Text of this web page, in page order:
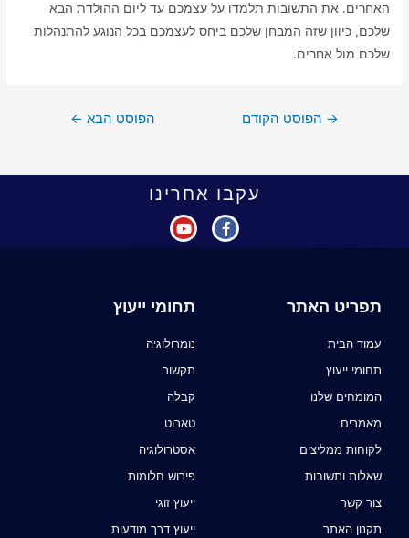
האחרים. את התשובות תלמדו על עצמכם עד ליום ההולדת הבא
שלכם, כיוון שזה המבחן שלכם ביחס לעצמכם בכל הנוגע להתנהלות
שלכם מול אחרים.
→ הפוסט הקודם הפוסט הבא ←
עקבו אחרינו
תפריט האתר
עמוד הבית
תחומי ייעוץ
המומחים שלנו
מאמרים
לקוחות ממליצים
שאלות ותשובות
צור קשר
תקנון האתר
תחומי ייעוץ
נומרולוגיה
תקשור
קבלה
טארוט
אסטרולוגיה
פירוש חלומות
ייעוץ זוגי
ייעוץ דרך מודעות